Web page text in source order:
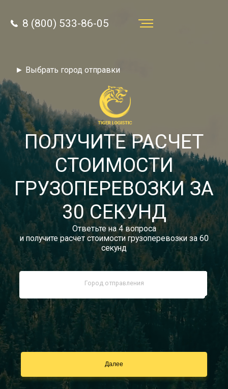
8 (800) 533-86-05
Звонок по России бесплатный
autotransport24@yandex.ru
Заказать звонок
Тарифы
Отзывы
Статьи
Новости
Документы
Контакты
► Выбрать город отправки
8 (800) 533-86-05
ПОЛУЧИТЕ РАСЧЕТ
СТОИМОСТИ
ГРУЗОПЕРЕВОЗКИ ЗА
30 СЕКУНД
Ответьте на 4 вопроса
и получите расчет стоимости грузоперевозки за 60
секунд